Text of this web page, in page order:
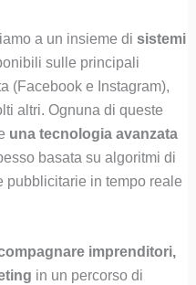
a un insieme di sistemi
sulle principali
(Facebook e Instagram),
altri. Ognuna di queste
una tecnologia avanzata
basata su algoritmi di
pubblicitarie in tempo reale
imprenditori,
in un percorso di